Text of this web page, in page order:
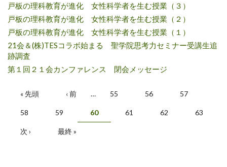
戸板の理科教育が進化 女性科学者を生む授業（３）
戸板の理科教育が進化 女性科学者を生む授業（２）
戸板の理科教育が進化 女性科学者を生む授業（１）
21会＆(株)TESコラボ始まる 聖学院思考力セミナー受講生追
跡調査
第１回２１会カンファレンス 閉会メッセージ
ページ
« 先頭 ‹ 前 … 55 56 57
58 59 60 61 62 63
次 › 最終 »